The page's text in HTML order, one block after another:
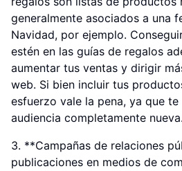
generalmente asociados a una
Navidad, por ejemplo.
estén en las guías de regalos
aumentar tus ventas y dirigir
web. Si bien incluir tus
esfuerzo vale la pena, ya que
audiencia completamente nueva.
3. **Campañas de relaciones
publicaciones en medios de